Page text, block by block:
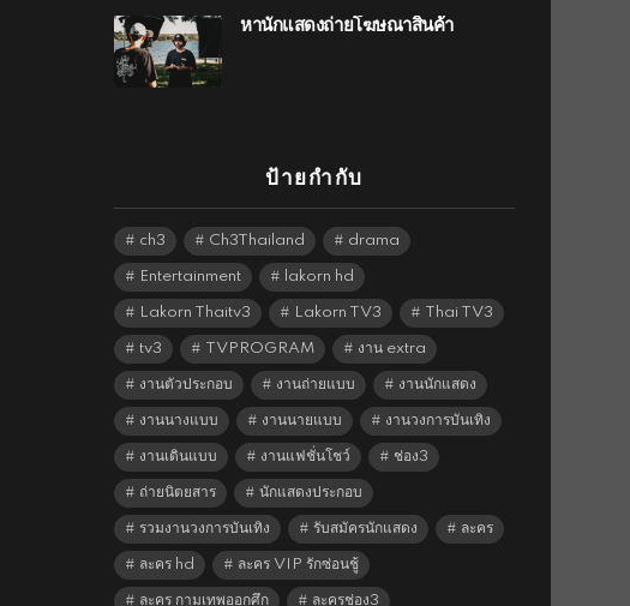
หานักแสดงถ่ายโฆษณาสินค้า
ป้ายกำกับ
ch3 Ch3Thailand drama
Entertainment lakorn hd
Lakorn Thaitv3 Lakorn TV3 Thai TV3
tv3 TVPROGRAM งาน extra
งานตัวประกอบ งานถ่ายแบบ งานนักแสดง
งานนางแบบ งานนายแบบ งานวงการบันเทิง
งานเดินแบบ งานแฟชั่นโชว์ ช่อง3
ถ่ายนิตยสาร นักแสดงประกอบ
รวมงานวงการบันเทิง รับสมัครนักแสดง ละคร
ละคร hd ละคร VIP รักซ่อนชู้
ละคร กามเทพออกศึก ละครช่อง3